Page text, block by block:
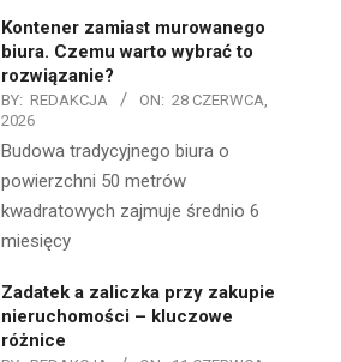
Kontener zamiast murowanego
biura. Czemu warto wybrać to
rozwiązanie?
BY: REDAKCJA ON: 28 CZERWCA,
2026
Budowa tradycyjnego biura o
powierzchni 50 metrów
kwadratowych zajmuje średnio 6
miesięcy
Zadatek a zaliczka przy zakupie
nieruchomości – kluczowe
różnice